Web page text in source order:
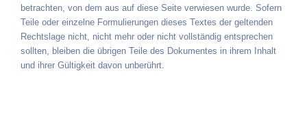
betrachten, von dem aus auf diese Seite verwiesen wurde. Sofern
Teile oder einzelne Formulierungen dieses Textes der geltenden
Rechtslage nicht, nicht mehr oder nicht vollständig entsprechen
sollten, bleiben die übrigen Teile des Dokumentes in ihrem Inhalt
und ihrer Gültigkeit davon unberührt.